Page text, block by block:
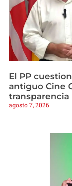
El PP
antiguo Cine
transparencia
agosto 7, 2026